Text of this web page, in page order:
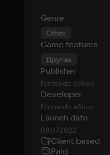
Genre
Other
Game features
Другие
Publisher
Nintendo eShop
Developer
Nintendo eShop
Launch date
08.07.2022
Client based
Paid